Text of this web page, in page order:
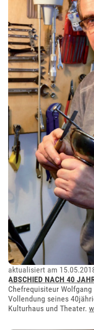
aktualisiert am
ABSCHIED NACH 40
Chefrequisiteur
Vollendung seines
Kulturhaus und Theater.